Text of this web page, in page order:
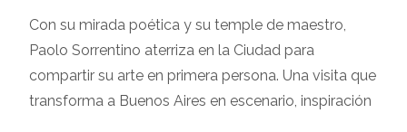
Con su mirada poética y su temple de maestro,
Paolo Sorrentino aterriza en la Ciudad para
compartir su arte en primera persona. Una visita que
transforma a Buenos Aires en escenario, inspiración